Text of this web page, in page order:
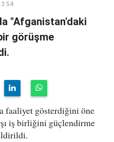
"Afganistan'daki
görüşme
faaliyet gösterdiğini öne
iş birliğini güçlendirme